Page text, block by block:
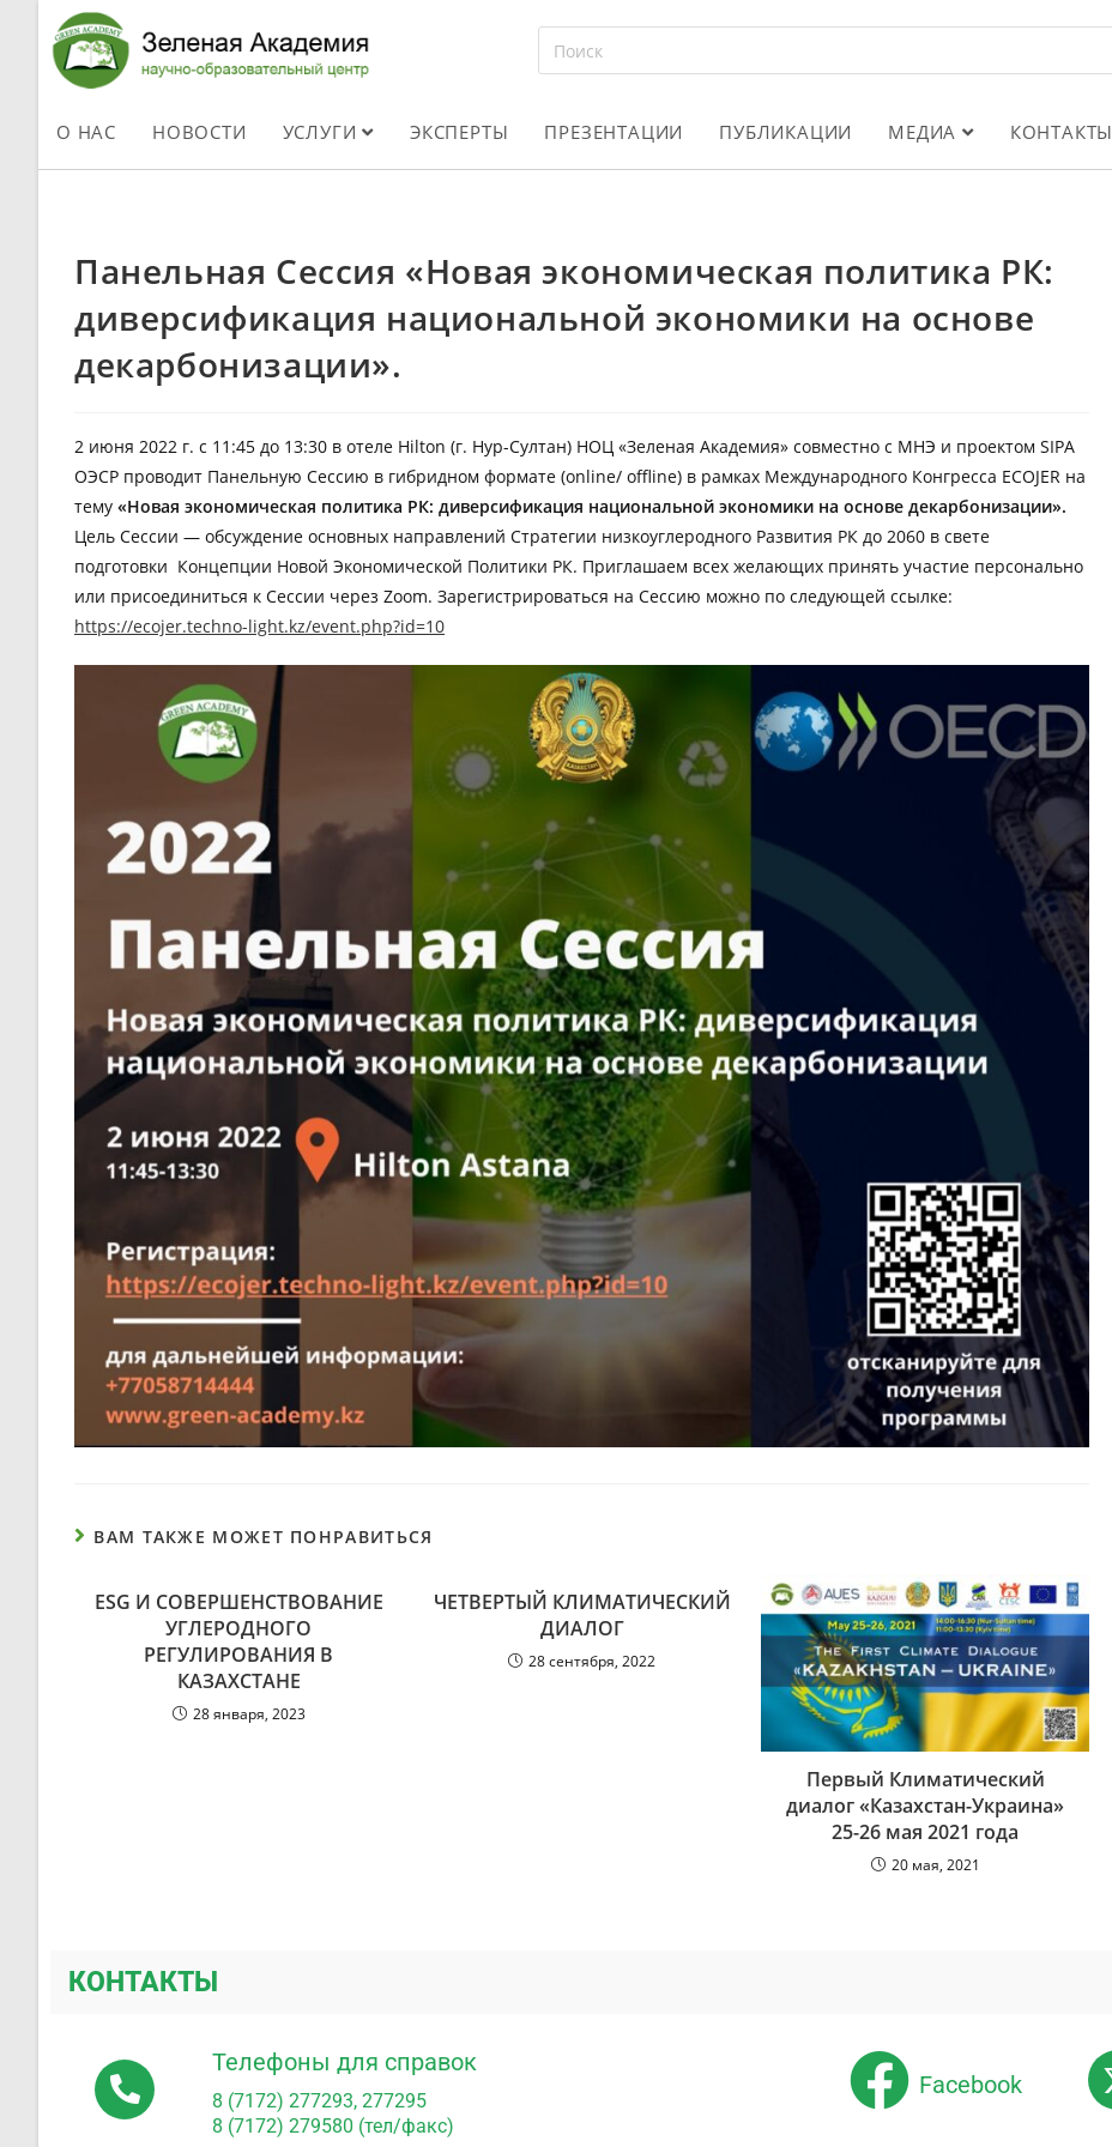
О НАС НОВОСТИ УСЛУГИ ЭКСПЕРТЫ ПРЕЗЕНТАЦИИ ПУБЛИКАЦИИ МЕДИА КОНТАКТЫ
Панельная Сессия «Новая экономическая политика РК:
диверсификация национальной экономики на основе
декарбонизации».
2 июня 2022 г. с 11:45 до 13:30 в отеле Hilton (г. Нур-Султан) НОЦ «Зеленая Академия» совместно с МНЭ и проектом SIPA
ОЭСР проводит Панельную Сессию в гибридном формате (online/ offline) в рамках Международного Конгресса ECOJER на
тему «Новая экономическая политика РК: диверсификация национальной экономики на основе декарбонизации».
Цель Сессии — обсуждение основных направлений Стратегии низкоуглеродного Развития РК до 2060 в свете
подготовки Концепции Новой Экономической Политики РК. Приглашаем всех желающих принять участие персонально
или присоединиться к Сессии через Zoom. Зарегистрироваться на Сессию можно по следующей ссылке:
https://ecojer.techno-light.kz/event.php?id=10
ВАМ ТАКЖЕ МОЖЕТ ПОНРАВИТЬСЯ
ESG И СОВЕРШЕНСТВОВАНИЕ
УГЛЕРОДНОГО
РЕГУЛИРОВАНИЯ В
КАЗАХСТАНЕ
28 января, 2023
ЧЕТВЕРТЫЙ КЛИМАТИЧЕСКИЙ
ДИАЛОГ
28 сентября, 2022
Первый Климатический
диалог «Казахстан-Украина»
25-26 мая 2021 года
20 мая, 2021
КОНТАКТЫ
Телефоны для справок
8 (7172) 277293, 277295
8 (7172) 279580 (тел/факс)
Facebook